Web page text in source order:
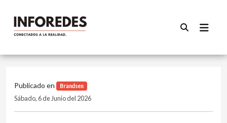
Publicado en Brandsen
Sábado, 6 de Junio del 2026